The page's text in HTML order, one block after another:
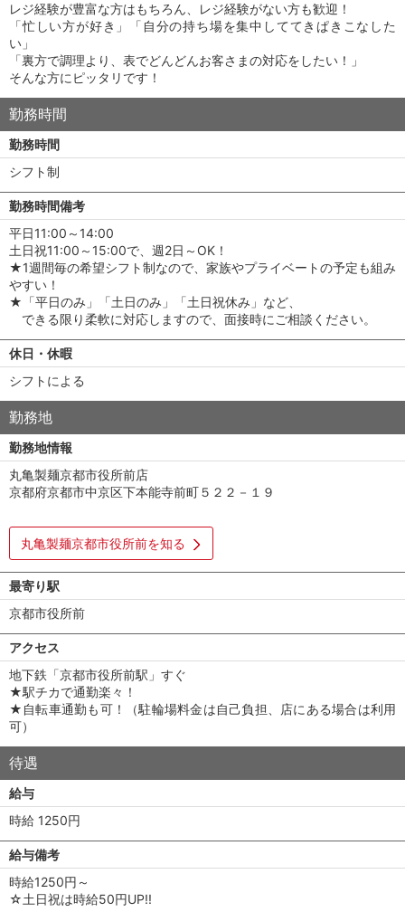
レジ経験が豊富な方はもちろん、レジ経験がない方も歓迎！
「忙しい方が好き」「自分の持ち場を集中しててきぱきこなした
い」
「裏方で調理より、表でどんどんお客さまの対応をしたい！」
そんな方にピッタリです！
勤務時間
勤務時間
シフト制
勤務時間備考
平日11:00～14:00
土日祝11:00～15:00で、週2日～OK！
★1週間毎の希望シフト制なので、家族やプライベートの予定も組み
やすい！
★「平日のみ」「土日のみ」「土日祝休み」など、
できる限り柔軟に対応しますので、面接時にご相談ください。
休日・休暇
シフトによる
勤務地
勤務地情報
丸亀製麺京都市役所前店
京都府京都市中京区下本能寺前町５２２－１９
丸亀製麺京都市役所前を知る
最寄り駅
京都市役所前
アクセス
地下鉄「京都市役所前駅」すぐ
★駅チカで通勤楽々！
★自転車通勤も可！（駐輪場料金は自己負担、店にある場合は利用
可）
待遇
給与
時給 1250円
給与備考
時給1250円～
☆土日祝は時給50円UP!!